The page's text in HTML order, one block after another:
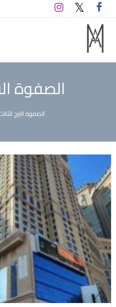
التخطي
إلى
المحتوى
M A hotels | إم ايه هوتيلز
الموقع الأول للعاملين في
الصفوة
الصفوة البرج